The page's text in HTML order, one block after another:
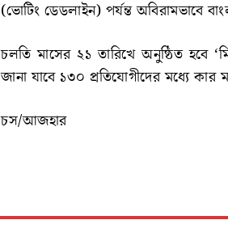
(ভোটিং ডেডলাইন) পর্যন্ত অবিরামভাবে
চলতি মাসের ২১ তারিখে অনুষ্ঠিত হবে
জানা যাবে ১৩০ প্রতিযোগীদের মধ্যে
চস/আজহার